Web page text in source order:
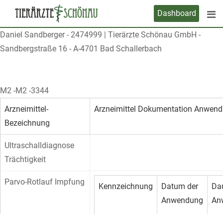
content
Dashboard
Daniel Sandberger- 2474999 | Tierärzte Schönau GmbH -
Sandbergstraße 16 - A-4701 Bad Schallerbach
M2 -M2 -3344
Arzneimittel-
Bezeichnung
Arzneimittel Dokumentation
Ultraschalldiagnose
Trächtigkeit
Parvo-Rotlauf Impfung Kennzeichnung
Datum der
Anwendung